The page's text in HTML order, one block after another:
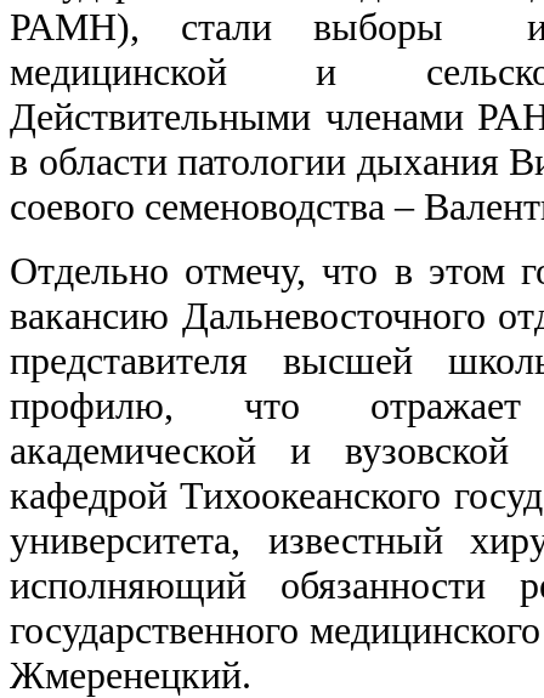
РАМН), стали выборы и
медицинской и
Действительными членами
в области патологии дыхания
соевого семеноводства –
Отдельно отмечу, что в этом
вакансию Дальневосточного
представителя высшей
профилю, что отражает
академической и
кафедрой Тихоокеанского
университета, известный
исполняющий обязанности
государственного
Жмеренецкий.